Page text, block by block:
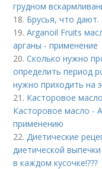
грудном
18. Брусья, что
19.Arganoil Fruits
арганы - применение
20.Сколько нужно
определить период
нужно приходить на
21. Касторовое
Касторовое масло -
применению
22.Диетические
диетической
в каждом кусочке!???